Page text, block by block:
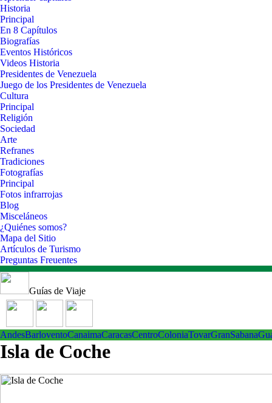
Historia
Principal
En 8 Capítulos
Biografías
Eventos Históricos
Videos Historia
Presidentes de Venezuela
Juego de los Presidentes de Venezuela
Cultura
Principal
Religión
Sociedad
Arte
Refranes
Tradiciones
Fotografías
Principal
Fotos infrarrojas
Blog
Misceláneos
¿Quiénes somos?
Mapa del Sitio
Artículos de Turismo
Preguntas Freuentes
Guías de Viaje
AndesBarloventoCanaimaCaracasCentroColoniaTovarGranSabana
Isla de Coche